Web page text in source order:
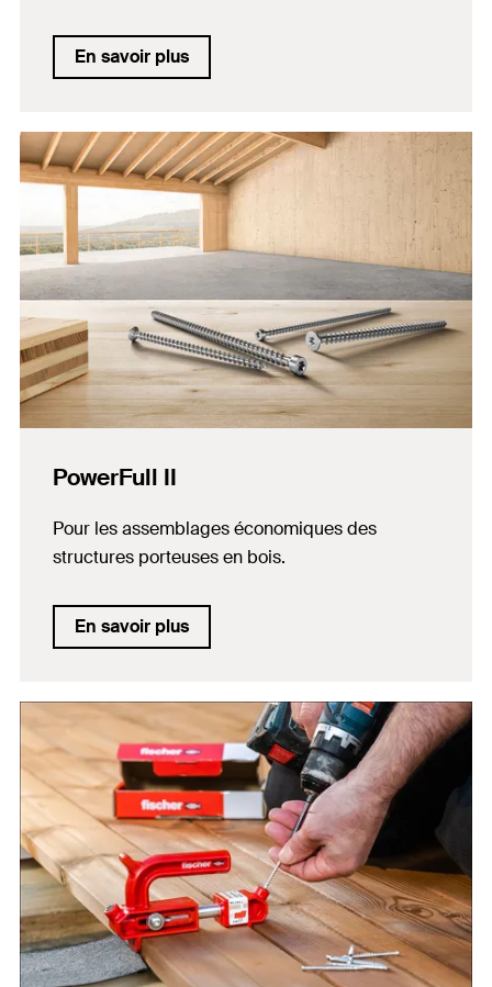
En savoir plus
PowerFull II
Pour les assemblages économiques des
structures porteuses en bois.
En savoir plus